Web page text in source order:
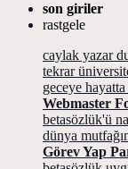
son giriler
rastgele
caylak yazar
tekrar
geceye
Webmaster
betasözlük'ü
dünya
Görev Yap